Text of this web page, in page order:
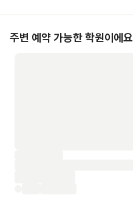
주변 예약 가능한 학원이에요